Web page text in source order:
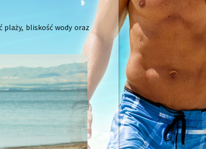
bliskość wody oraz